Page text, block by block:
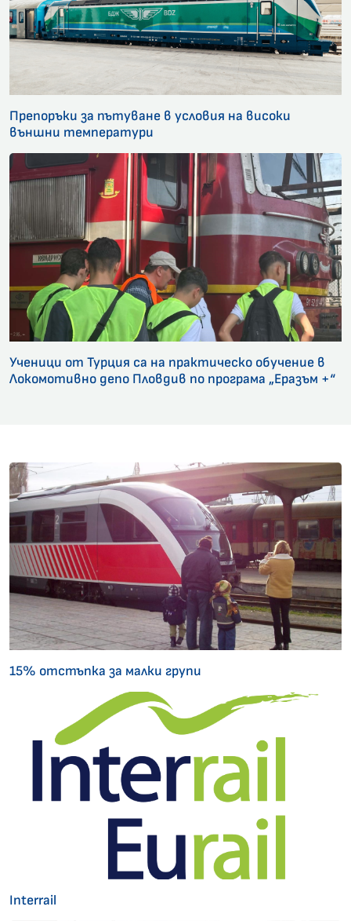
Препоръки за пътуване в условия на високи
външни температури
Ученици от Турция са на практическо обучение в
Локомотивно депо Пловдив по програма „Еразъм +“
15% отстъпка за малки групи
Interrail